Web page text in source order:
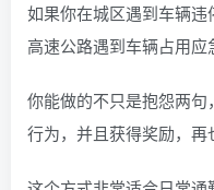
如果你在城区遇到车辆
高速公路遇到车辆占用应
你能做的不只是抱怨两
行为，并且获得奖励，